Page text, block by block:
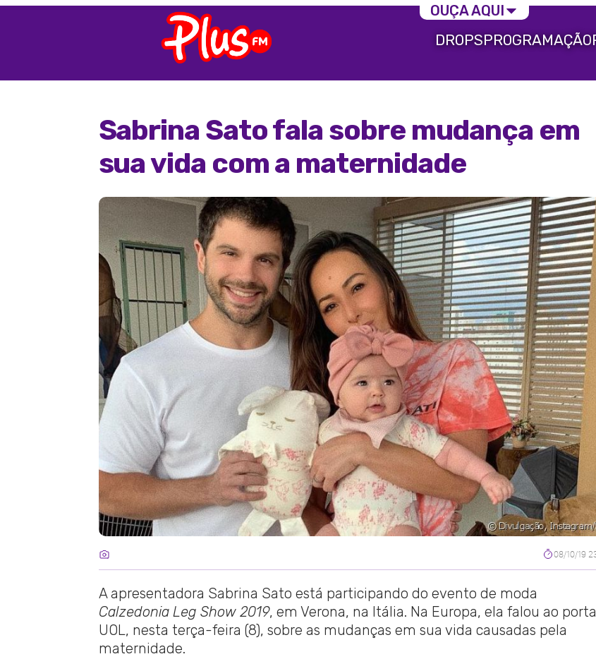
DROPSPROGRAMAÇÃO
Sabrina Sato fala sobre mudança em
sua vida com a maternidade
08/10/19
A apresentadora Sabrina Sato está participando do evento de moda
Calzedonia Leg Show 2019, em Verona, na Itália. Na Europa, ela falou ao
UOL, nesta terça-feira (8), sobre as mudanças em sua vida causadas pela
maternidade.
OUÇA AQUI